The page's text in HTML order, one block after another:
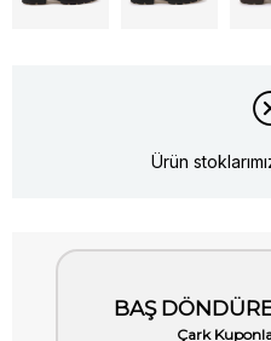
Ürün
Kargo Bedava